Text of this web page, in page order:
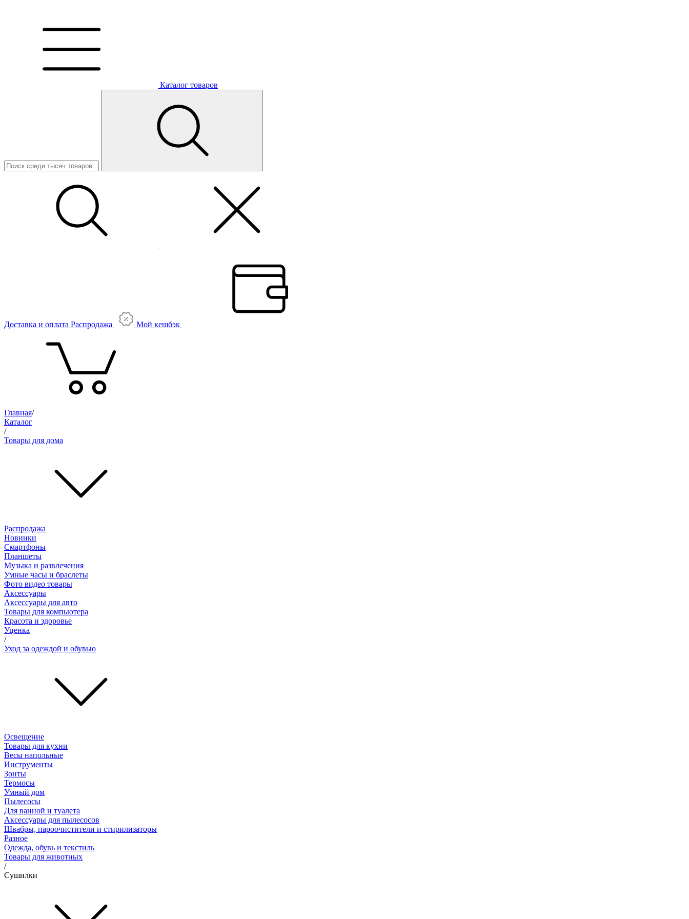
Каталог товаров
Доставка и оплата Распродажа Мой кешбэк
Главная/
Каталог
/
Товары для дома
Распродажа
Новинки
Смартфоны
Планшеты
Музыка и развлечения
Умные часы и браслеты
Фото видео товары
Аксессуары
Аксессуары для авто
Товары для компьютера
Красота и здоровье
Уценка
/
Уход за одеждой и обувью
Освещение
Товары для кухни
Весы напольные
Инструменты
Зонты
Термосы
Умный дом
Пылесосы
Для ванной и туалета
Аксессуары для пылесосов
Швабры, пароочистители и стирилизаторы
Разное
Одежда, обувь и текстиль
Товары для животных
/
Сушилки